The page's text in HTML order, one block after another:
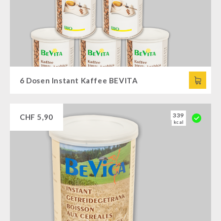
6 Dosen Instant Kaffee BEVITA
CHF 5,90 339
kcal